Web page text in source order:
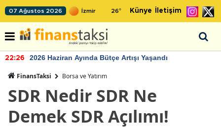
07 Ağustos 2026 26° Künye İletişim
22:26 2026 Haziran Ayında Bütçe Artışı Yaşandı
FinansTaksi Borsa ve Yatırım
SDR Nedir SDR Ne
Demek SDR Açılımı!